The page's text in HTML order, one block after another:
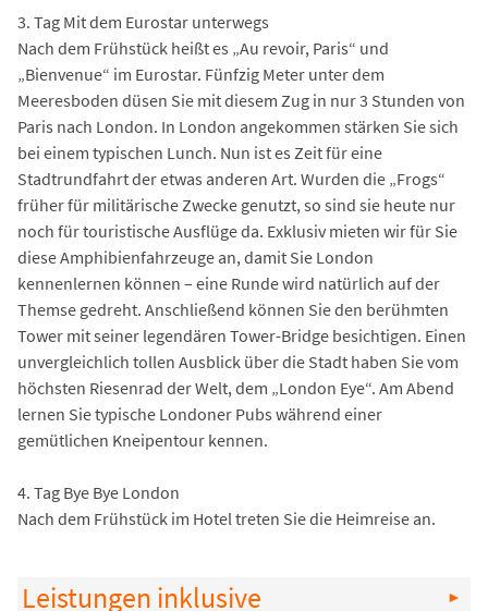
3. Tag Mit dem Eurostar unterwegs
Nach dem Frühstück heißt es „Au revoir, Paris“ und
„Bienvenue“ im Eurostar. Fünfzig Meter unter dem
Meeresboden düsen Sie mit diesem Zug in nur 3 Stunden von
Paris nach London. In London angekommen stärken Sie sich
bei einem typischen Lunch. Nun ist es Zeit für eine
Stadtrundfahrt der etwas anderen Art. Wurden die „Frogs“
früher für militärische Zwecke genutzt, so sind sie heute nur
noch für touristische Ausflüge da. Exklusiv mieten wir für Sie
diese Amphibienfahrzeuge an, damit Sie London
kennenlernen können – eine Runde wird natürlich auf der
Themse gedreht. Anschließend können Sie den berühmten
Tower mit seiner legendären Tower-Bridge besichtigen. Einen
unvergleichlich tollen Ausblick über die Stadt haben Sie vom
höchsten Riesenrad der Welt, dem „London Eye“. Am Abend
lernen Sie typische Londoner Pubs während einer
gemütlichen Kneipentour kennen.
4. Tag Bye Bye London
Nach dem Frühstück im Hotel treten Sie die Heimreise an.
Leistungen inklusive